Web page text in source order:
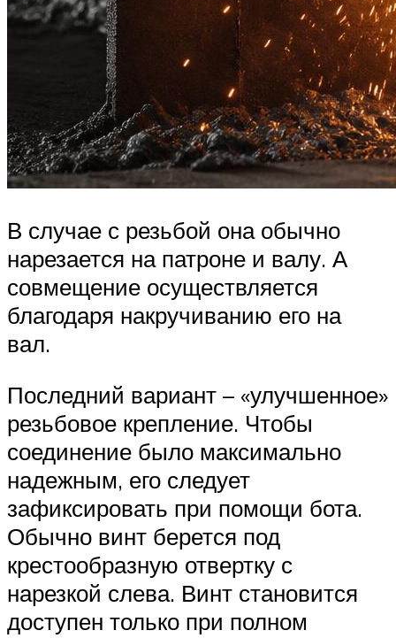
В случае с резьбой она обычно
нарезается на патроне и валу. А
совмещение осуществляется
благодаря накручиванию его на
вал.
Последний вариант – «улучшенное»
резьбовое крепление. Чтобы
соединение было максимально
надежным, его следует
зафиксировать при помощи бота.
Обычно винт берется под
крестообразную отвертку с
нарезкой слева. Винт становится
доступен только при полном